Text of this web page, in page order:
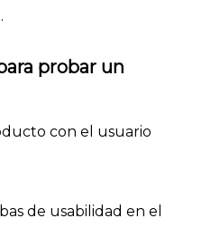
probar un
con el usuario
de usabilidad en el